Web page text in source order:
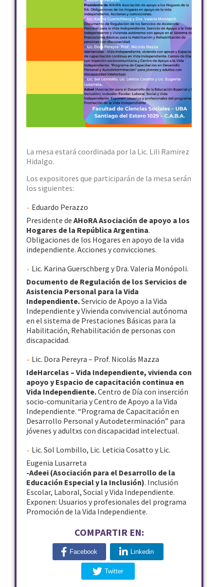
La mesa estará coordinada por la Lic. Lili Ramirez
Hidalgo.
Los expositores que participarán de la mesa serán
los siguientes:
Eduardo Perazzo
Presidente de AHoRA Asociación de apoyo a los
Hogares de la República Argentina.
Obligaciones de los Hogares en apoyo de la vida
independiente. Acciones y convicciones.
Lic. Karina Guerschberg y Dra. Valeria Monópoli.
Documento de Regulación de los Servicios de
Asistencia Personal para la Vida
Independiente.Servicio de Apoyo a la Vida
Independiente y Vivienda convivencial autónoma
en el sistema de Prestaciones Básicas para la
Habilitación, Rehabilitación de personas con
discapacidad.
Lic. Dora Pereyra – Prof. Nicolás Mazza
IdeHarcelas – Vida Independiente, vivienda con
apoyo y Espacio de capacitación continua en
Vida Independiente.Centro de Día con inserción
socio-comunitaria y Centro de Apoyo a la Vida
Independiente. “Programa de Capacitación en
Desarrollo Personal y Autodeterminación” para
jóvenes y adultxs con discapacidad intelectual.
Lic. Sol Lombillo, Lic. Leticia Cosatto y Lic.
Eugenia Lusarreta
-Adeei (Asociación para el Desarrollo de la
Educación Especial y la Inclusión). Inclusión
Escolar, Laboral, Social y Vida Independiente.
Exponen: Usuarios y profesionales del programa
Promoción de la Vida Independiente.
COMPARTIR EN:
Facebook Linkedin
Twitter